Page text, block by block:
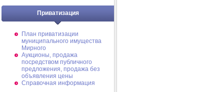
Приватизация
План приватизации
муниципального имущества
Мирного
Аукционы, продажа
посредством публичного
предложения, продажа без
объявления цены
Справочная информация